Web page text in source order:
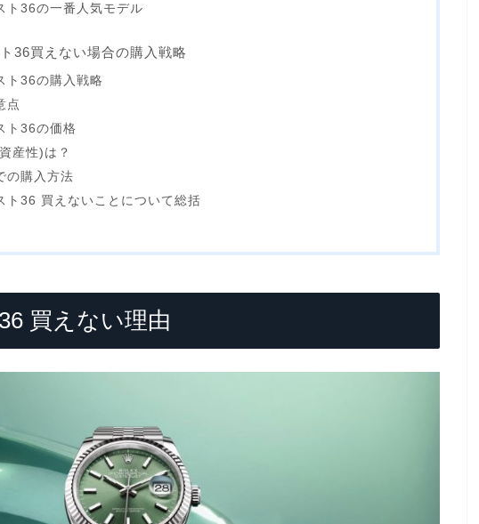
ト36の一番人気モデル
36買えない場合の購入戦略
ト36の購入戦略
点
ト36の価格
産性)は？
の購入方法
ト36 買えないことについて総括
買えない理由